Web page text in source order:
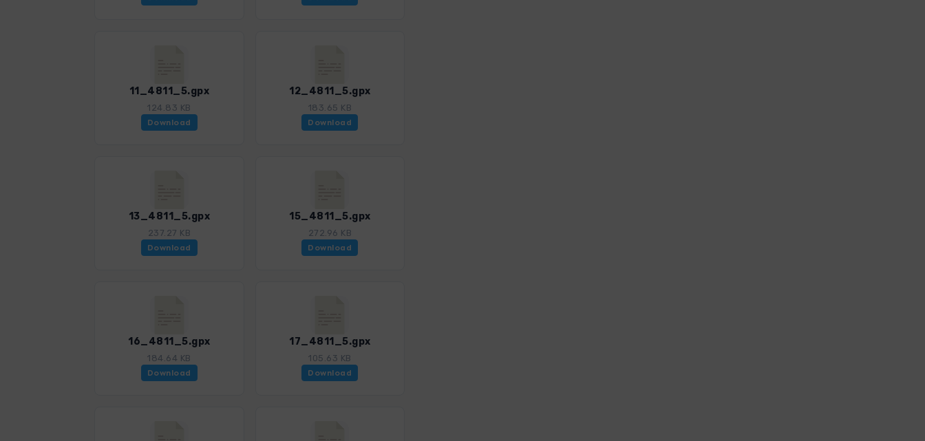
11_4811_5.gpx
124.83 KB
Download
12_4811_5.gpx
183.65 KB
Download
13_4811_5.gpx
237.27 KB
Download
15_4811_5.gpx
272.96 KB
Download
16_4811_5.gpx
184.64 KB
Download
17_4811_5.gpx
105.63 KB
Download